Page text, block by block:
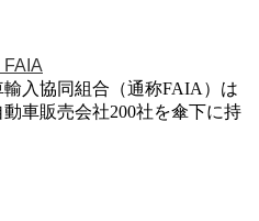
入協同組合（通称FAIA）は
車販売会社200社を傘下に持